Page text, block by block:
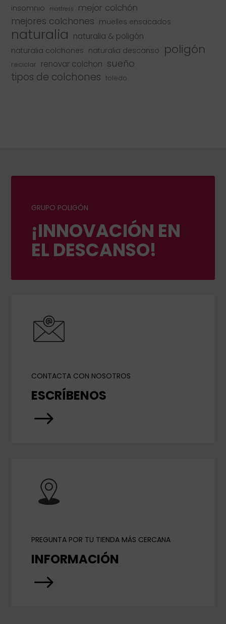
insomnio mattress mejor colchón
mejores colchones muelles ensacados
naturalia naturalia & poligón
naturalia colchones naturalia descanso poligón
reciclar renovar colchon sueño
tipos de colchones toledo
GRUPO POLIGÓN
¡INNOVACIÓN EN
EL DESCANSO!
CONTACTA CON NOSOTROS
ESCRÍBENOS
$
PREGUNTA POR TU TIENDA MÁS CERCANA
INFORMACIÓN
$